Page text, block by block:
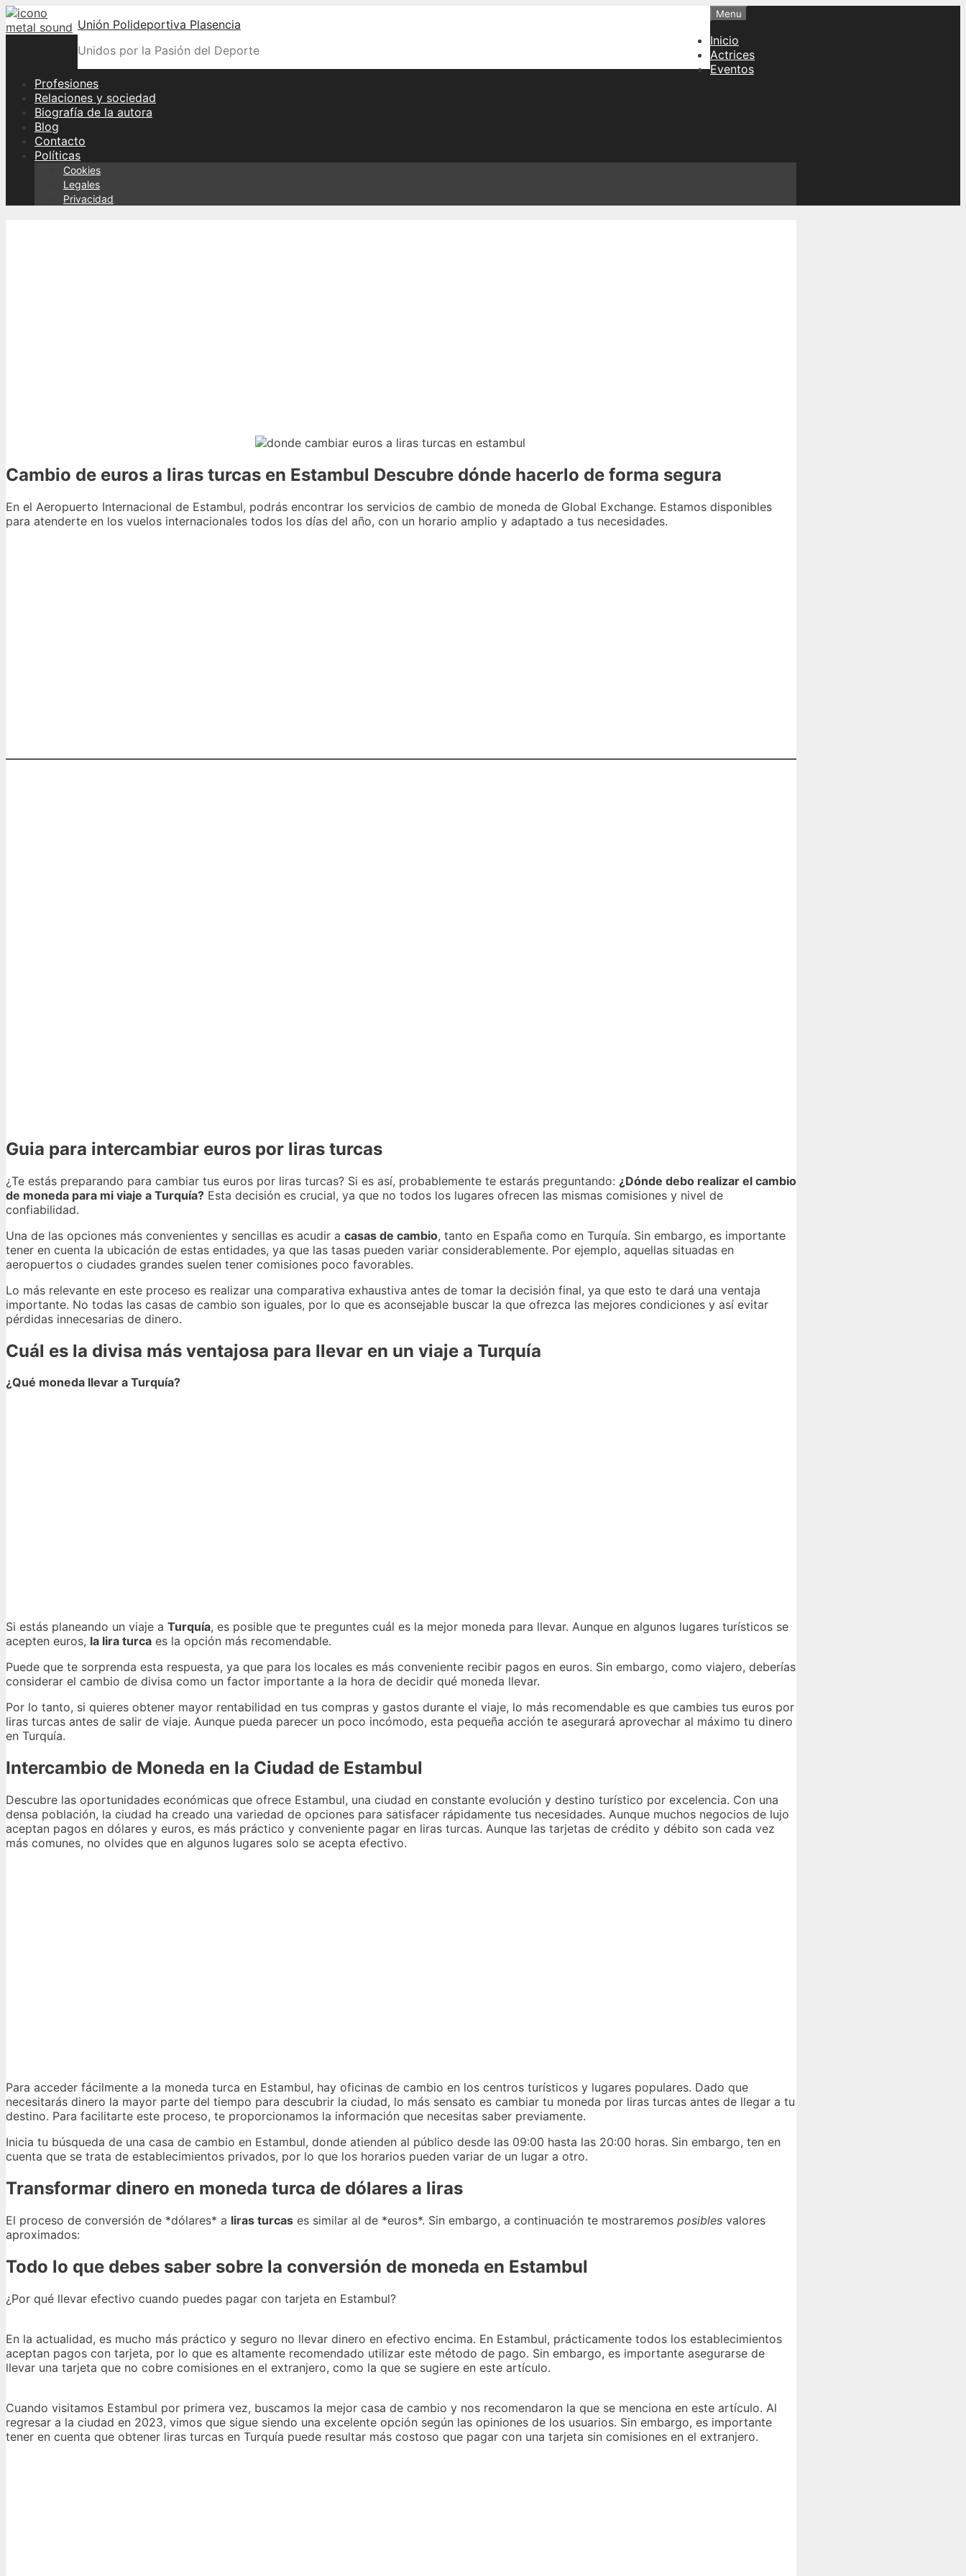
Skip
to
Unión Polideportiva Plasencia
Unidos por la Pasión del Deporte
Menu
Inicio
Actrices
Eventos
Profesiones
Relaciones y sociedad
Biografía de la autora
Blog
Contacto
Políticas
Cookies
Legales
Privacidad
Cambio de euros a liras turcas en Estambul Descubre dónde hacerlo de forma segura
En el Aeropuerto Internacional de Estambul, podrás encontrar los servicios de cambio de moneda de Global Exchange. Estamos disponibles
para atenderte en los vuelos internacionales todos los días del año, con un horario amplio y adaptado a tus necesidades.
Guia para intercambiar euros por liras turcas
¿Te estás preparando para cambiar tus euros por liras turcas? Si es así, probablemente te estarás preguntando: ¿Dónde debo realizar el cambio
de moneda para mi viaje a Turquía? Esta decisión es crucial, ya que no todos los lugares ofrecen las mismas comisiones y nivel de
confiabilidad.
Una de las opciones más convenientes y sencillas es acudir a casas de cambio, tanto en España como en Turquía. Sin embargo, es importante
tener en cuenta la ubicación de estas entidades, ya que las tasas pueden variar considerablemente. Por ejemplo, aquellas situadas en
aeropuertos o ciudades grandes suelen tener comisiones poco favorables.
Lo más relevante en este proceso es realizar una comparativa exhaustiva antes de tomar la decisión final, ya que esto te dará una ventaja
importante. No todas las casas de cambio son iguales, por lo que es aconsejable buscar la que ofrezca las mejores condiciones y así evitar
pérdidas innecesarias de dinero.
Cuál es la divisa más ventajosa para llevar en un viaje a Turquía
¿Qué moneda llevar a Turquía?
Si estás planeando un viaje a Turquía, es posible que te preguntes cuál es la mejor moneda para llevar. Aunque en algunos lugares turísticos se
acepten euros, la lira turca es la opción más recomendable.
Puede que te sorprenda esta respuesta, ya que para los locales es más conveniente recibir pagos en euros. Sin embargo, como viajero, deberías
considerar el cambio de divisa como un factor importante a la hora de decidir qué moneda llevar.
Por lo tanto, si quieres obtener mayor rentabilidad en tus compras y gastos durante el viaje, lo más recomendable es que cambies tus euros por
liras turcas antes de salir de viaje. Aunque pueda parecer un poco incómodo, esta pequeña acción te asegurará aprovechar al máximo tu dinero
en Turquía.
Intercambio de Moneda en la Ciudad de Estambul
Descubre las oportunidades económicas que ofrece Estambul, una ciudad en constante evolución y destino turístico por excelencia. Con una
densa población, la ciudad ha creado una variedad de opciones para satisfacer rápidamente tus necesidades. Aunque muchos negocios de lujo
aceptan pagos en dólares y euros, es más práctico y conveniente pagar en liras turcas. Aunque las tarjetas de crédito y débito son cada vez
más comunes, no olvides que en algunos lugares solo se acepta efectivo.
Para acceder fácilmente a la moneda turca en Estambul, hay oficinas de cambio en los centros turísticos y lugares populares. Dado que
necesitarás dinero la mayor parte del tiempo para descubrir la ciudad, lo más sensato es cambiar tu moneda por liras turcas antes de llegar a tu
destino. Para facilitarte este proceso, te proporcionamos la información que necesitas saber previamente.
Inicia tu búsqueda de una casa de cambio en Estambul, donde atienden al público desde las 09:00 hasta las 20:00 horas. Sin embargo, ten en
cuenta que se trata de establecimientos privados, por lo que los horarios pueden variar de un lugar a otro.
Transformar dinero en moneda turca de dólares a liras
El proceso de conversión de *dólares* a liras turcas es similar al de *euros*. Sin embargo, a continuación te mostraremos posibles valores
aproximados:
Todo lo que debes saber sobre la conversión de moneda en Estambul
¿Por qué llevar efectivo cuando puedes pagar con tarjeta en Estambul?
En la actualidad, es mucho más práctico y seguro no llevar dinero en efectivo encima. En Estambul, prácticamente todos los establecimientos
aceptan pagos con tarjeta, por lo que es altamente recomendado utilizar este método de pago. Sin embargo, es importante asegurarse de
llevar una tarjeta que no cobre comisiones en el extranjero, como la que se sugiere en este artículo.
Cuando visitamos Estambul por primera vez, buscamos la mejor casa de cambio y nos recomendaron la que se menciona en este artículo. Al
regresar a la ciudad en 2023, vimos que sigue siendo una excelente opción según las opiniones de los usuarios. Sin embargo, es importante
tener en cuenta que obtener liras turcas en Turquía puede resultar más costoso que pagar con una tarjeta sin comisiones en el extranjero.